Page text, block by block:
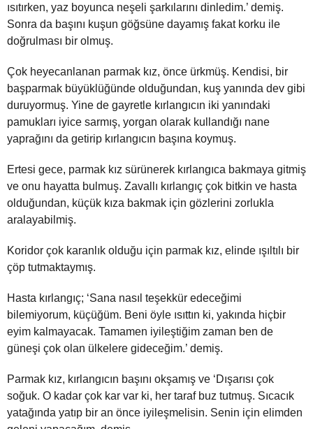
ısıtırken, yaz boyunca neşeli şarkılarını dinledim.’ demiş.
Sonra da başını kuşun göğsüne dayamış fakat korku ile
doğrulması bir olmuş.
Çok heyecanlanan parmak kız, önce ürkmüş. Kendisi, bir
başparmak büyüklüğünde olduğundan, kuş yanında dev gibi
duruyormuş. Yine de gayretle kırlangıcın iki yanındaki
pamukları iyice sarmış, yorgan olarak kullandığı nane
yaprağını da getirip kırlangıcın başına koymuş.
Ertesi gece, parmak kız sürünerek kırlangıca bakmaya gitmiş
ve onu hayatta bulmuş. Zavallı kırlangıç çok bitkin ve hasta
olduğundan, küçük kıza bakmak için gözlerini zorlukla
aralayabilmiş.
Koridor çok karanlık olduğu için parmak kız, elinde ışıltılı bir
çöp tutmaktaymış.
Hasta kırlangıç; ‘Sana nasıl teşekkür edeceğimi
bilemiyorum, küçüğüm. Beni öyle ısıttın ki, yakında hiçbir
eyim kalmayacak. Tamamen iyileştiğim zaman ben de
güneşi çok olan ülkelere gideceğim.’ demiş.
Parmak kız, kırlangıcın başını okşamış ve ‘Dışarısı çok
soğuk. O kadar çok kar var ki, her taraf buz tutmuş. Sıcacık
yatağında yatıp bir an önce iyileşmelisin. Senin için elimden